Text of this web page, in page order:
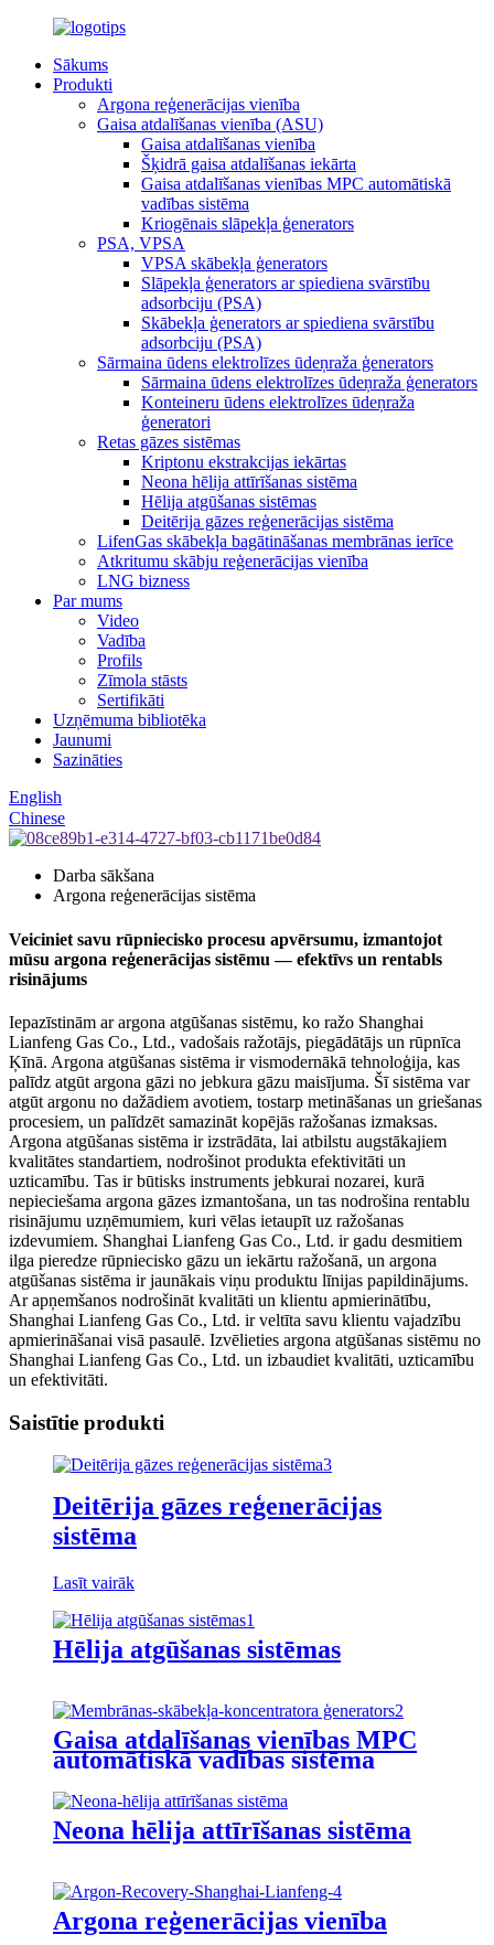
Sākums
Produkti
Argona reģenerācijas vienība
Gaisa atdalīšanas vienība (ASU)
Gaisa atdalīšanas vienība
Šķidrā gaisa atdalīšanas iekārta
Gaisa atdalīšanas vienības MPC automātiskā
vadības sistēma
Kriogēnais slāpekļa ģenerators
PSA, VPSA
VPSA skābekļa ģenerators
Slāpekļa ģenerators ar spiediena svārstību
adsorbciju (PSA)
Skābekļa ģenerators ar spiediena svārstību
adsorbciju (PSA)
Sārmaina ūdens elektrolīzes ūdeņraža ģenerators
Sārmaina ūdens elektrolīzes ūdeņraža ģenerators
Konteineru ūdens elektrolīzes ūdeņraža
ģeneratori
Retas gāzes sistēmas
Kriptonu ekstrakcijas iekārtas
Neona hēlija attīrīšanas sistēma
Hēlija atgūšanas sistēmas
Deitērija gāzes reģenerācijas sistēma
LifenGas skābekļa bagātināšanas membrānas ierīce
Atkritumu skābju reģenerācijas vienība
LNG bizness
Par mums
Video
Vadība
Profils
Zīmola stāsts
Sertifikāti
Uzņēmuma bibliotēka
Jaunumi
Sazināties
English
Chinese
Darba sākšana
Argona reģenerācijas sistēma
Veiciniet savu rūpniecisko procesu apvērsumu, izmantojot
mūsu argona reģenerācijas sistēmu — efektīvs un rentabls
risinājums
Iepazīstinām ar argona atgūšanas sistēmu, ko ražo Shanghai
Lianfeng Gas Co., Ltd., vadošais ražotājs, piegādātājs un rūpnīca
Ķīnā. Argona atgūšanas sistēma ir vismodernākā tehnoloģija, kas
palīdz atgūt argona gāzi no jebkura gāzu maisījuma. Šī sistēma var
atgūt argonu no dažādiem avotiem, tostarp metināšanas un griešanas
procesiem, un palīdzēt samazināt kopējās ražošanas izmaksas.
Argona atgūšanas sistēma ir izstrādāta, lai atbilstu augstākajiem
kvalitātes standartiem, nodrošinot produkta efektivitāti un
uzticamību. Tas ir būtisks instruments jebkurai nozarei, kurā
nepieciešama argona gāzes izmantošana, un tas nodrošina rentablu
risinājumu uzņēmumiem, kuri vēlas ietaupīt uz ražošanas
izdevumiem. Shanghai Lianfeng Gas Co., Ltd. ir gadu desmitiem
ilga pieredze rūpniecisko gāzu un iekārtu ražošanā, un argona
atgūšanas sistēma ir jaunākais viņu produktu līnijas papildinājums.
Ar apņemšanos nodrošināt kvalitāti un klientu apmierinātību,
Shanghai Lianfeng Gas Co., Ltd. ir veltīta savu klientu vajadzību
apmierināšanai visā pasaulē. Izvēlieties argona atgūšanas sistēmu no
Shanghai Lianfeng Gas Co., Ltd. un izbaudiet kvalitāti, uzticamību
un efektivitāti.
Saistītie produkti
Deitērija gāzes reģenerācijas
sistēma
Lasīt vairāk
Hēlija atgūšanas sistēmas
Gaisa atdalīšanas vienības MPC
automātiskā vadības sistēma
Neona hēlija attīrīšanas sistēma
Argona reģenerācijas vienība